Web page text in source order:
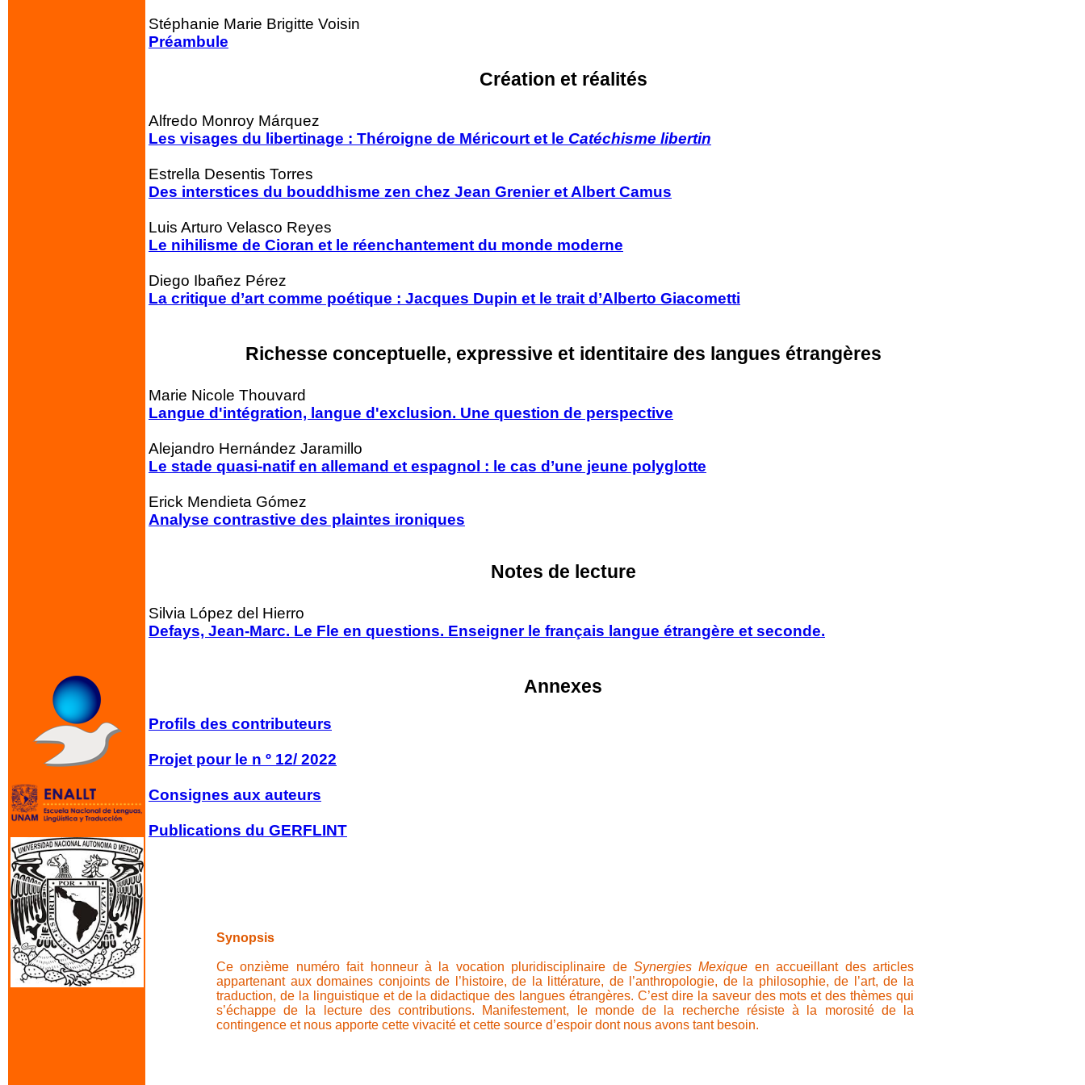
Stéphanie Marie Brigitte Voisin
Préambule
Création et réalités
Alfredo Monroy Márquez
Les visages du libertinage : Théroigne de Méricourt et le Catéchisme libertin
Estrella Desentis Torres
Des interstices du bouddhisme zen chez Jean Grenier et Albert Camus
Luis Arturo Velasco Reyes
Le nihilisme de Cioran et le réenchantement du monde moderne
Diego Ibañez Pérez
La critique d’art comme poétique : Jacques Dupin et le trait d’Alberto Giacometti
Richesse conceptuelle, expressive et identitaire des langues étrangères
Marie Nicole Thouvard
Langue d'intégration, langue d'exclusion. Une question de perspective
Alejandro Hernández Jaramillo
Le stade quasi-natif en allemand et espagnol : le cas d’une jeune polyglotte
Erick Mendieta Gómez
Analyse contrastive des plaintes ironiques
Notes de lecture
Silvia López del Hierro
Defays, Jean-Marc. Le Fle en questions. Enseigner le français langue étrangère et seconde.
Annexes
Profils des contributeurs
Projet pour le n º 12/ 2022
Consignes aux auteurs
Publications du GERFLINT
Synopsis
Ce onzième numéro fait honneur à la vocation pluridisciplinaire de Synergies Mexique en accueillant des articles
appartenant aux domaines conjoints de l’histoire, de la littérature, de l’anthropologie, de la philosophie, de l’art, de la
traduction, de la linguistique et de la didactique des langues étrangères. C’est dire la saveur des mots et des thèmes qui
s’échappe de la lecture des contributions. Manifestement, le monde de la recherche résiste à la morosité de la
contingence et nous apporte cette vivacité et cette source d’espoir dont nous avons tant besoin.